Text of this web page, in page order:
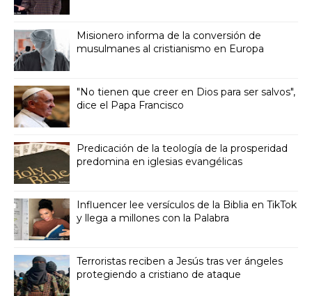
Misionero informa de la conversión de
musulmanes al cristianismo en Europa
"No tienen que creer en Dios para ser salvos",
dice el Papa Francisco
Predicación de la teología de la prosperidad
predomina en iglesias evangélicas
Influencer lee versículos de la Biblia en TikTok
y llega a millones con la Palabra
Terroristas reciben a Jesús tras ver ángeles
protegiendo a cristiano de ataque